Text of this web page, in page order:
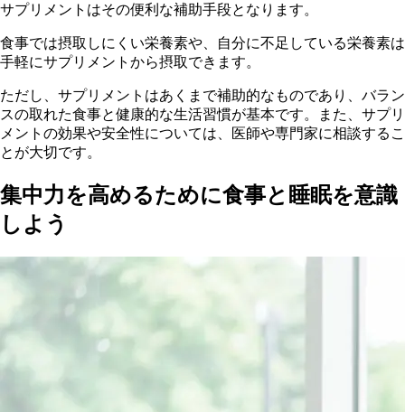
サプリメントはその便利な補助手段となります。
食事では摂取しにくい栄養素や、自分に不足している栄養素は
手軽にサプリメントから摂取できます。
ただし、サプリメントはあくまで補助的なものであり、バラン
スの取れた食事と健康的な生活習慣が基本です。また、サプリ
メントの効果や安全性については、医師や専門家に相談するこ
とが大切です。
集中力を高めるために食事と睡眠を意識
しよう